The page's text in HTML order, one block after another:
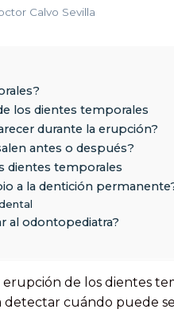
Calvo Sevilla
los dientes temporales
durante la erupción?
antes o después?
dientes temporales
a la dentición
al odontopediatra?
erupción de los dientes
detectar cuándo puede